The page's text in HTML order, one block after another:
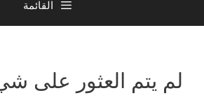
القائمة
لم يتم العثور على